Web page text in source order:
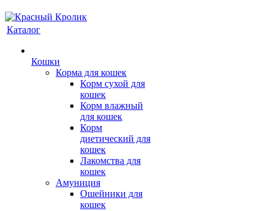
Каталог
Кошки
Корма для кошек
Корм сухой для
кошек
Корм влажный
для кошек
Корм
диетический для
кошек
Лакомства для
кошек
Амуниция
Ошейники для
кошек